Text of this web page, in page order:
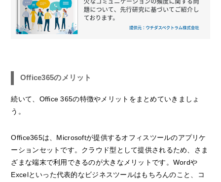
Office365のメリット
続いて、Office 365の特徴やメリットをまとめていきましょ
う。
Office365は、Microsoftが提供するオフィスツールのアプリケ
ーションセットです。クラウド型として提供されるため、さま
ざまな端末で利用できるのが大きなメリットです。Wordや
Excelといった代表的なビジネスツールはもちろんのこと、コ